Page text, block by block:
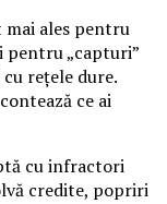
mai ales pentru
pentru „capturi”
rețele dure.
ce ai
cu infractori
credite, popriri